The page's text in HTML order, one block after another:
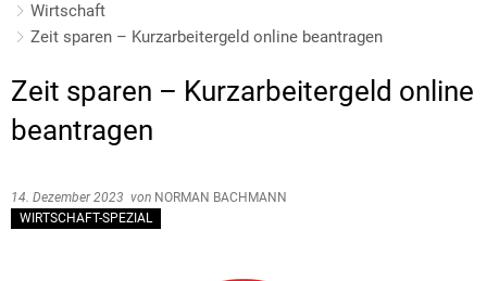
Wirtschaft
Zeit sparen – Kurzarbeitergeld online beantragen
Zeit sparen – Kurzarbeitergeld online
beantragen
14. Dezember 2023 von NORMAN BACHMANN
WIRTSCHAFT-SPEZIAL